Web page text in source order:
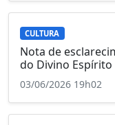
CULTURA
Nota de
do Divino Espírito
03/06/2026 19h02